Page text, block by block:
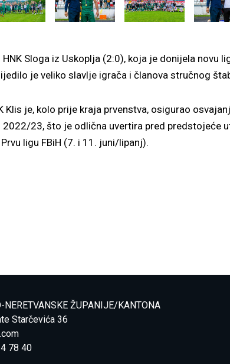
Sloga iz Uskoplja (2:0), koja je donijela novu
je veliko slavlje igrača i članova stručnog
Klis je, kolo prije kraja prvenstva, osigurao
2022/23, što je odlična uvertira pred predstojeće
ligu FBiH (7. i 11. juni/lipanj).
NERETVANSKE ŽUPANIJE/KANTONA
Starčevića 36
78 40